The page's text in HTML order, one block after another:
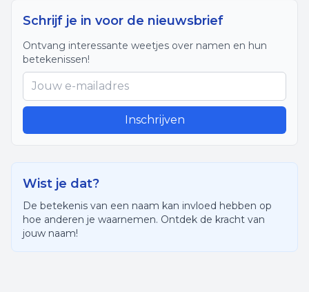
Schrijf je in voor de nieuwsbrief
Ontvang interessante weetjes over namen en hun
betekenissen!
Inschrijven
Wist je dat?
De betekenis van een naam kan invloed hebben op
hoe anderen je waarnemen. Ontdek de kracht van
jouw naam!